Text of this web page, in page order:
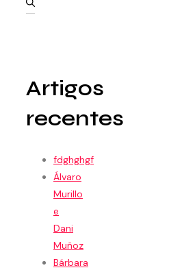
Artigos
recentes
fdghghgf
Álvaro
Murillo
e
Dani
Muñoz
Bárbara